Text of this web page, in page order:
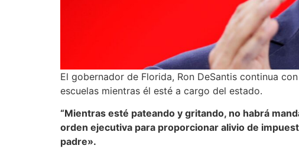
El gobernador de Florida, Ron DeSantis continua
escuelas mientras él esté a cargo del estado.
“Mientras esté pateando y gritando, no habrá
orden ejecutiva para proporcionar alivio de
padre».